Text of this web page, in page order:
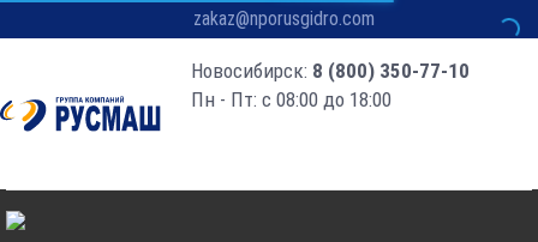
zakaz@nporusgidro.com
Новосибирск: 8 (800) 350-77-10
Пн - Пт: с 08:00 до 18:00